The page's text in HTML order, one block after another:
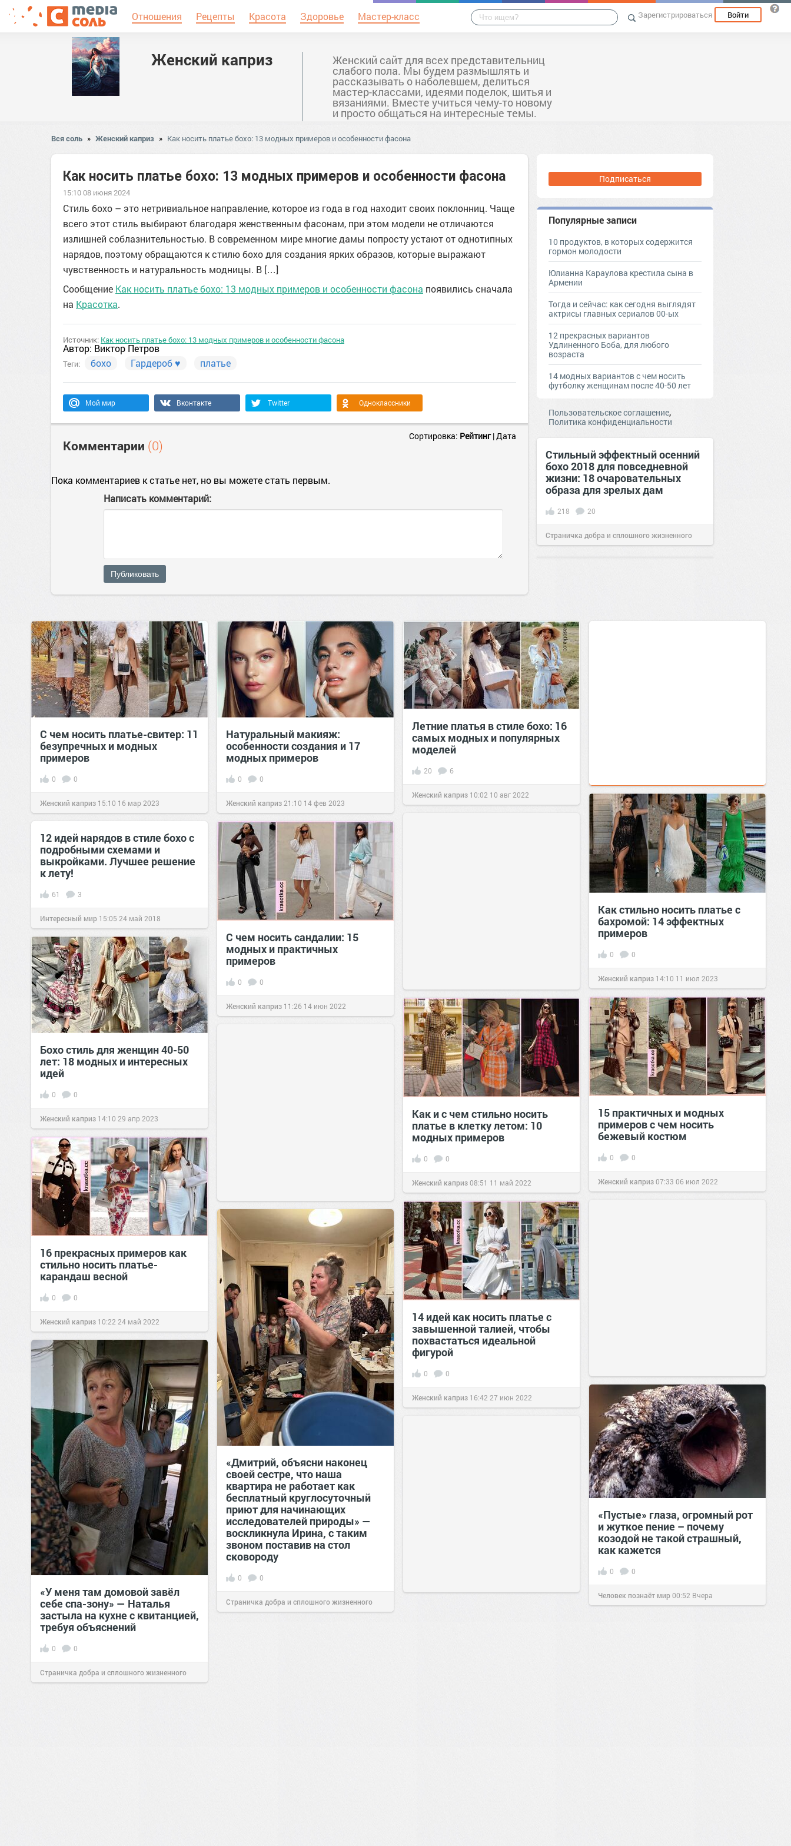
Отношения Рецепты Красота Здоровье Мастер-класс Зарегистрироваться Войти
Женский каприз Женский сайт для всех представительниц
слабого пола. Мы будем размышлять и
рассказывать о наболевшем, делиться
мастер-классами, идеями поделок, шитья и
вязаниями. Вместе учиться чему-то новому
и просто общаться на интересные темы.
Вся соль » Женский каприз » Как носить платье бохо: 13 модных примеров и особенности фасона
Как носить платье бохо: 13 модных примеров и особенности фасона
15:10 08 июня 2024
Стиль бохо – это нетривиальное направление, которое из года в год находит своих поклонниц. Чаще
всего этот стиль выбирают благодаря женственным фасонам, при этом модели не отличаются
излишней соблазнительностью. В современном мире многие дамы попросту устают от однотипных
нарядов, поэтому обращаются к стилю бохо для создания ярких образов, которые выражают
чувственность и натуральность модницы. В […]
Сообщение Как носить платье бохо: 13 модных примеров и особенности фасона появились сначала
на Красотка.
Источник: Как носить платье бохо: 13 модных примеров и особенности фасона
Автор: Виктор Петров
Теги: бохо Гардероб ♥ платье
Мой мир Вконтакте Twitter Одноклассники
Комментарии (0)
Сортировка: Рейтинг|Дата
Пока комментариев к статье нет, но вы можете стать первым.
Написать комментарий:
Публиковать
Подписаться
Популярные записи
10 продуктов, в которых содержится
гормон молодости
Юлианна Караулова крестила сына в
Армении
Тогда и сейчас: как сегодня выглядят
актрисы главных сериалов 00-ых
12 прекрасных вариантов
Удлиненного Боба, для любого
возраста
14 модных вариантов с чем носить
футболку женщинам после 40-50 лет
Пользовательское соглашение,
Политика конфиденциальности
Стильный эффектный осенний
бохо 2018 для повседневной
жизни: 18 очаровательных
образа для зрелых дам
218 20
Страничка добра и сплошного жизненного
С чем носить платье-свитер: 11
безупречных и модных
примеров
0 0
Женский каприз 15:10 16 мар 2023
Натуральный макияж:
особенности создания и 17
модных примеров
0 0
Женский каприз 21:10 14 фев 2023
Летние платья в стиле бохо: 16
самых модных и популярных
моделей
20 6
Женский каприз 10:02 10 авг 2022
Как стильно носить платье с
бахромой: 14 эффектных
примеров
0 0
Женский каприз 14:10 11 июл 2023
12 идей нарядов в стиле бохо с
подробными схемами и
выкройками. Лучшее решение
к лету!
61 3
Интересный мир 15:05 24 май 2018
С чем носить сандалии: 15
модных и практичных
примеров
0 0
Женский каприз 11:26 14 июн 2022
Бохо стиль для женщин 40-50
лет: 18 модных и интересных
идей
0 0
Женский каприз 14:10 29 апр 2023
15 практичных и модных
примеров с чем носить
бежевый костюм
0 0
Женский каприз07:33 06 июл 2022
Как и с чем стильно носить
платье в клетку летом: 10
модных примеров
0 0
Женский каприз08:51 11 май 2022
16 прекрасных примеров как
стильно носить платье-
карандаш весной
0 0
Женский каприз 10:22 24 май 2022
14 идей как носить платье с
завышенной талией, чтобы
похвастаться идеальной
фигурой
0 0
Женский каприз 16:42 27 июн 2022
«Дмитрий, объясни наконец
своей сестре, что наша
квартира не работает как
бесплатный круглосуточный
приют для начинающих
исследователей природы» —
воскликнула Ирина, с таким
звоном поставив на стол
сковороду
0 0
Страничка добра и сплошного жизненного
«У меня там домовой завёл
себе спа-зону» — Наталья
застыла на кухне с квитанцией,
требуя объяснений
0 0
Страничка добра и сплошного жизненного
«Пустые» глаза, огромный рот
и жуткое пение – почему
козодой не такой страшный,
как кажется
0 0
Человек познаёт мир00:52 Вчера